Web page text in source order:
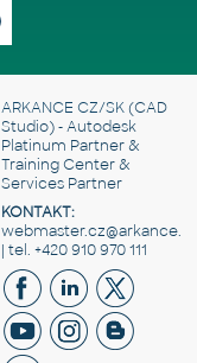
ARKANCE CZ/SK(CAD
Studio) - Autodesk
Platinum Partner &
Training Center &
Services Partner
KONTAKT:
| tel. +420 910 970 111